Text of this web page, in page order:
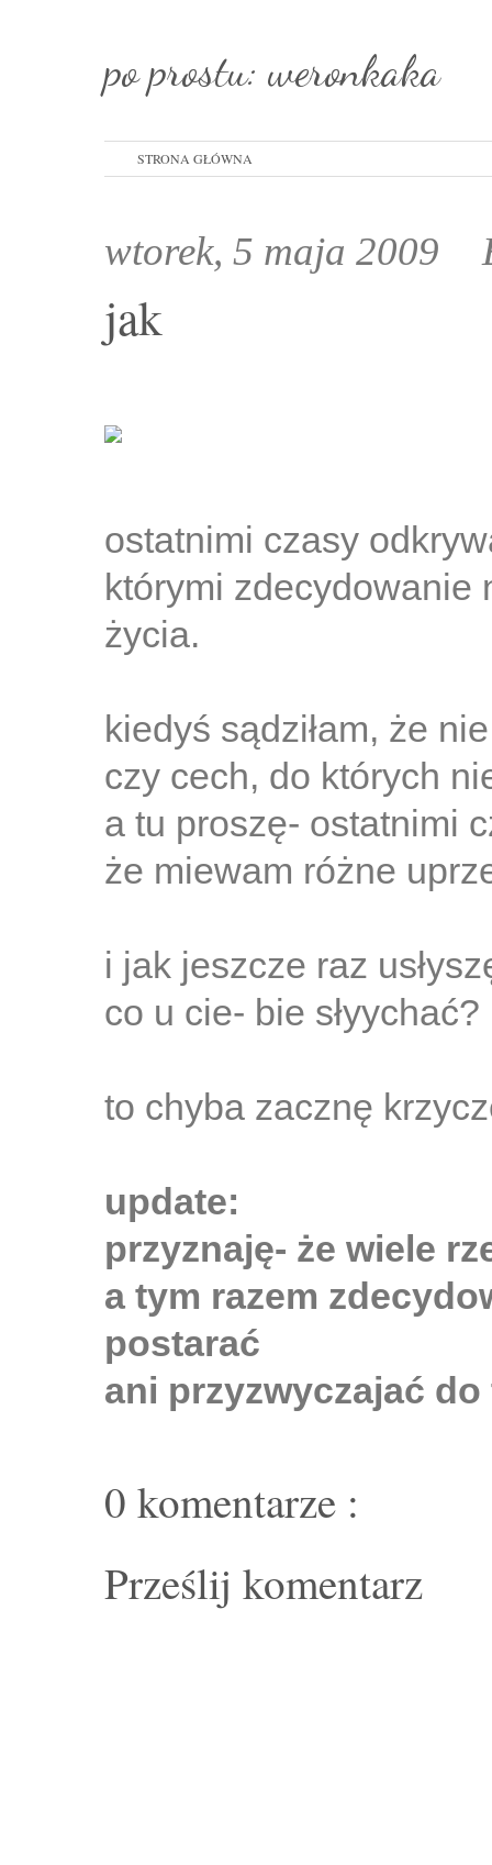
po prostu: weronkaka
STRONA GŁÓWNA
wtorek, 5 maja 2009
jak
ostatnimi czasy
którymi zdecydowanie
życia.
kiedyś sądziłam, że
czy cech, do których
a tu proszę- ostatnimi
że miewam różne
i jak jeszcze raz
co u cie- bie słyychać?
to chyba zacznę
update:
przyznaję- że wiele
a tym razem
postarać
ani przyzwyczajać
0 komentarze :
Prześlij komentarz